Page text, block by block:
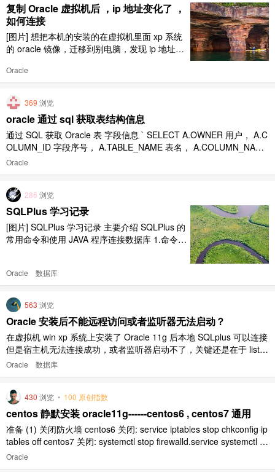
复制 Oracle 虚拟机后 ，ip 地址变化了 ，
如何连接
[图片] 想把本机的安装的在虚拟机里面 xp 系统
的 oracle 镜像，迁移到别电脑，发现 ip 地址改
网卡 为仅主机模式，注意子网地址 [图片] 2.打
网卡的 ipv4 地址和 vm 软件显示的子网地址是
否属于同一 ..
Oracle
369 浏览
oracle 通过 sql 获取表结构信息
通过 SQL 获取 Oracle 表 字段信息 ` SELECT A.OWNER 用户， A.C
OLUMN_ID 字段序号， A.TABLE_NAME 表名， A.COLUMN_NAME
字段名， NVL(B.COMMENTS, '') 字段备注， A.DATA_TYPE 数据类
Oracle
286 浏览
SQLPlus 学习记录
[图片] SQLPlus 学习记录 主要介绍 SQLPlus 的
常用命令和使用 JAVA 程序连接数据库 1.命令方
用 JDBC 连接数据库 1.命令方式启动数据库监
Oracle 数据库
563 浏览
Oracle 安装后不能远程访问或者监听器无法启动？
在虚拟机 win xp 系统上安装了 Oracle 11g 后本地 SQLplus 可以连接
但是宿主机无法连接成功，或者监听器启动不了，关键还是在于 liste
ner.ora 文件和 tnsnames.ora 文件 问题基础 在 32 为的 win xp 虚拟
Oracle 数据库
430 浏览 • 100 原创指数
centos 静默安装 oracle11g------centos6 , centos7 通用
准备 (1) 关闭防火墙 centos6 关闭: service iptables stop chkconfig ip
tables off centos7 关闭: systemctl stop firewalld.service systemctl di
sable firewal ..
Oracle